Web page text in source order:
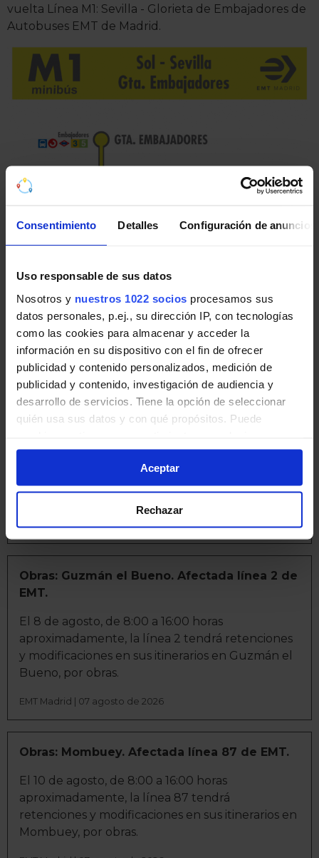
Consentimiento Detalles Configuración de anuncios
Uso responsable de sus datos
Nosotros y nuestros 1022 socios procesamos sus
datos personales, p.ej., su dirección IP, con tecnologías
como las cookies para almacenar y acceder la
información en su dispositivo con el fin de ofrecer
publicidad y contenido personalizados, medición de
publicidad y contenido, investigación de audiencia y
desarrollo de servicios. Tiene la opción de seleccionar
quién usa sus datos y con qué propósitos. Puede
momento desde la Declaración de cookies o clicando en
el Menú de consentimiento.
Si lo permite, también quisiéramos:
Recopilar información sobre su ubicación
geográfica que puede tener una precisión de varios
metros
Identificar su dispositivo analizándolo activamente
para buscar características específicas (huellas
Obtenga más información sobre cómo se procesan sus
datos personales y establezca sus preferencias en la
sección de datos . Puede cambiar o retirar su
consentimiento en cualquier momento en la Declaración
de cookies.
La publicidad digital personalizada, basada en la
información recogida mediante cookies o tecnologías
identificadores de cookies o páginas visitadas), nos
permite financiar nuestra actividad para mantener activa
esta página web sin coste para nuestros usuarios.
Pulsando el botónAceptar
Aceptar
Rechazar
vuelta Línea M1: Sevilla - Glorieta de Embajadores de
Autobuses EMT de Madrid.
Pincha en la imagen para ampliarla a pantalla completa.
Últimos avisos de EMT Madrid
Noticias, novedades e incidencias en las líneas de EMT
Madrid en Madrid:
Obras: Glorieta carretera Fuencarral a
Alcobendas sobre M-40. Afectadas 3 líneas
de EMT.
Desde las 11:00 horas aproximadamente del 11 de
tendrán retenciones y modificaciones en sus
Alcobendas sobre M-40.
EMT Madrid | 07 agosto de 2026
Obras: Guzmán el Bueno. Afectada línea 2 de
EMT.
El 8 de agosto, de 8:00 a 16:00 horas
aproximadamente, la línea 2 tendrá retenciones
y modificaciones en sus itinerarios en Guzmán el
Bueno, por obras.
EMT Madrid | 07 agosto de 2026
Obras: Mombuey. Afectada línea 87 de EMT.
El 10 de agosto, de 8:00 a 16:00 horas
aproximadamente, la línea 87 tendrá
retenciones y modificaciones en sus itinerarios en
Mombuey, por obras.